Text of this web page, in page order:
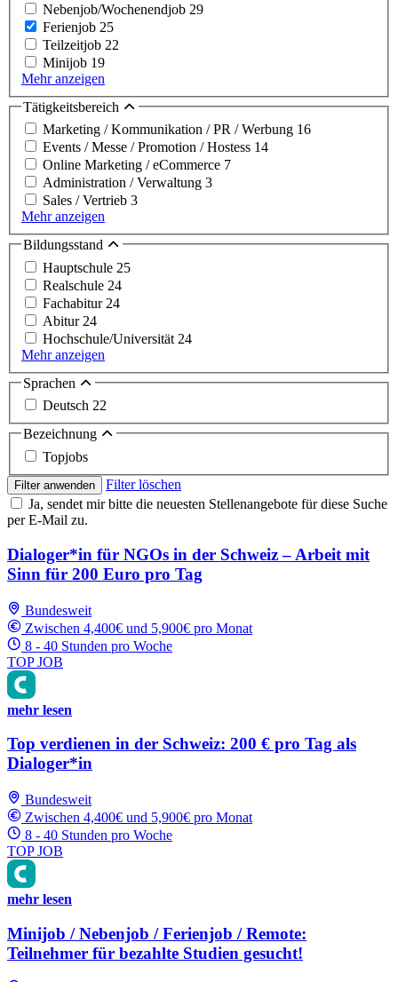
Nebenjob/Wochenendjob 29
Ferienjob 25
Teilzeitjob 22
Minijob 19
Mehr anzeigen
Tätigkeitsbereich
Marketing / Kommunikation / PR / Werbung 16
Events / Messe / Promotion / Hostess 14
Online Marketing / eCommerce 7
Administration / Verwaltung 3
Sales / Vertrieb 3
Mehr anzeigen
Bildungsstand
Hauptschule 25
Realschule 24
Fachabitur 24
Abitur 24
Hochschule/Universität 24
Mehr anzeigen
Sprachen
Deutsch 22
Bezeichnung
Topjobs
Filter anwenden
Filter löschen
Ja, sendet mir bitte die neuesten Stellenangebote für diese Suche
per E-Mail zu.
Dialoger*in für NGOs in der Schweiz – Arbeit mit
Sinn für 200 Euro pro Tag
Bundesweit
Zwischen 4,400€ und 5,900€ pro Monat
8 - 40 Stunden pro Woche
TOP JOB
mehr lesen
Top verdienen in der Schweiz: 200 € pro Tag als
Dialoger*in
Bundesweit
Zwischen 4,400€ und 5,900€ pro Monat
8 - 40 Stunden pro Woche
TOP JOB
mehr lesen
Minijob / Nebenjob / Ferienjob / Remote:
Teilnehmer für bezahlte Studien gesucht!